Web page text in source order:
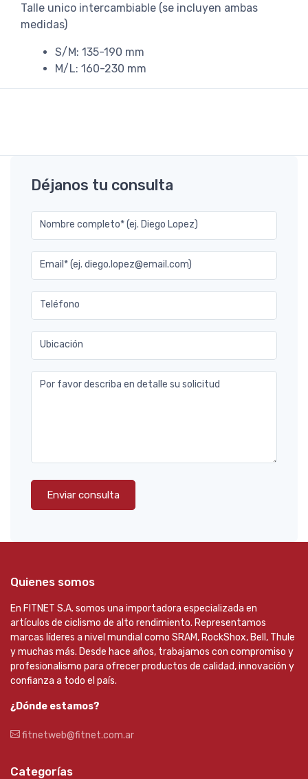
Talle unico intercambiable (se incluyen ambas
medidas)
S/M: 135-190 mm
M/L: 160-230 mm
Déjanos tu consulta
Nombre completo* (ej. Diego Lopez)
Email* (ej. diego.lopez@email.com)
Teléfono
Ubicación
Por favor describa en detalle su solicitud
Enviar consulta
Quienes somos
En FITNET S.A. somos una importadora especializada en
artículos de ciclismo de alto rendimiento. Representamos
marcas líderes a nivel mundial como SRAM, RockShox, Bell, Thule
y muchas más. Desde hace años, trabajamos con compromiso y
profesionalismo para ofrecer productos de calidad, innovación y
confianza a todo el país.
¿Dónde estamos?
fitnetweb@fitnet.com.ar
Categorías